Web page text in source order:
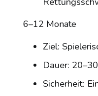
6–12 Monate
Ziel:
Dauer:
Sicherheit: